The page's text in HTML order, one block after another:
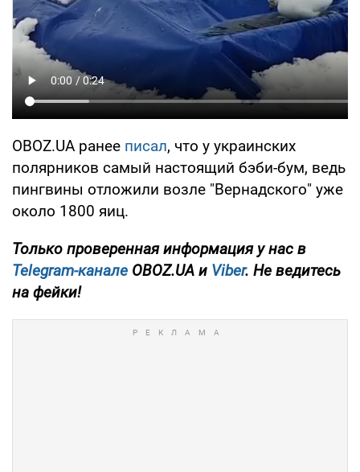
OBOZ.UA ранее писал, что у украинских
полярников самый настоящий бэби-бум, ведь
пингвины отложили возле "Вернадского" уже
около 1800 яиц.
Только проверенная информация у нас в
Telegram-канале OBOZ.UA и Viber. Не ведитесь
на фейки!